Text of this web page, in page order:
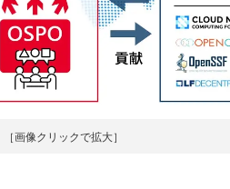
［画像クリックで拡大］